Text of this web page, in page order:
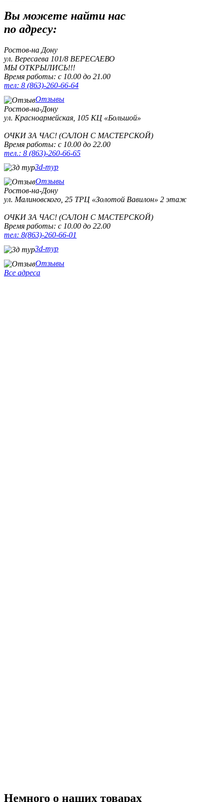
Вы можете найти нас
по адресу:
Ростов-на Дону
ул. Вересаева 101/8 ВЕРЕСАЕВО
МЫ ОТКРЫЛИСЬ!!!
Время работы: с 10.00 до 21.00
тел: 8 (863)-260-66-64
Отзывы
Ростов-на-Дону
ул. Красноармейская, 105 КЦ «Большой»
ОЧКИ ЗА ЧАС! (САЛОН С МАСТЕРСКОЙ)
Время работы: с 10.00 до 22.00
тел.: 8 (863)-260-66-65
3d-тур
Отзывы
Ростов-на-Дону
ул. Малиновского, 25 ТРЦ «Золотой Вавилон» 2 этаж
ОЧКИ ЗА ЧАС! (САЛОН С МАСТЕРСКОЙ)
Время работы: с 10.00 до 22.00
тел: 8(863)-260-66-01
3d-тур
Отзывы
Все адреса
Немного о наших товарах